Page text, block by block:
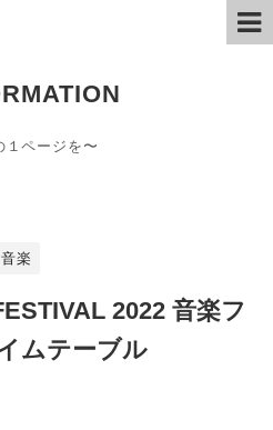
１ページを〜
音楽
2022 音楽フ
ムテーブル